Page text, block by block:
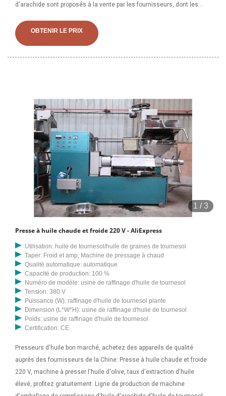
d'arachide sont proposés à la vente par les fournisseurs, dont les
représentent 1 %. Une large gamme d'options de presse à huile
d'arachide s'offre à vous. Il existe 4 439 fournisseurs qui vendent des
OBTENIR LE PRIX
1 /3
Presse à huile chaude et froide 220 V - AliExpress
Utilisation: huile de tournesol/huile de graines de tournesol
Taper: Froid et amp; Machine de pressage à chaud
Qualité automatique: automatique
Capacité de production: 100 %
Numéro de modèle: usine de raffinage d'huile de tournesol
Tension: 380 V
Puissance (W): raffinage d'huile de tournesol plante
Dimension (L*W*H): usine de raffinage d'huile de tournesol
Poids: usine de raffinage d'huile de tournesol
Certification: CE
Presseurs d'huile bon marché, achetez des appareils de qualité
auprès des fournisseurs de la Chine: Presse à huile chaude et froide
220 V, machine à presser l'huile d'olive, taux d'extraction d'huile
élevé, profitez gratuitement. Ligne de production de machine